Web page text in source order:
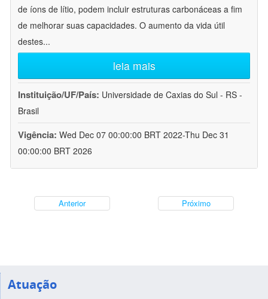
de íons de lítio, podem incluir estruturas carbonáceas a fim
de melhorar suas capacidades. O aumento da vida útil
destes...
leia mais
Instituição/UF/País: Universidade de Caxias do Sul - RS -
Brasil
Vigência: Wed Dec 07 00:00:00 BRT 2022-Thu Dec 31
00:00:00 BRT 2026
Anterior Próximo
Atuação